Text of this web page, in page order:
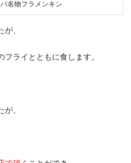
名物フラメンキン
、
ライとともに食します。
、